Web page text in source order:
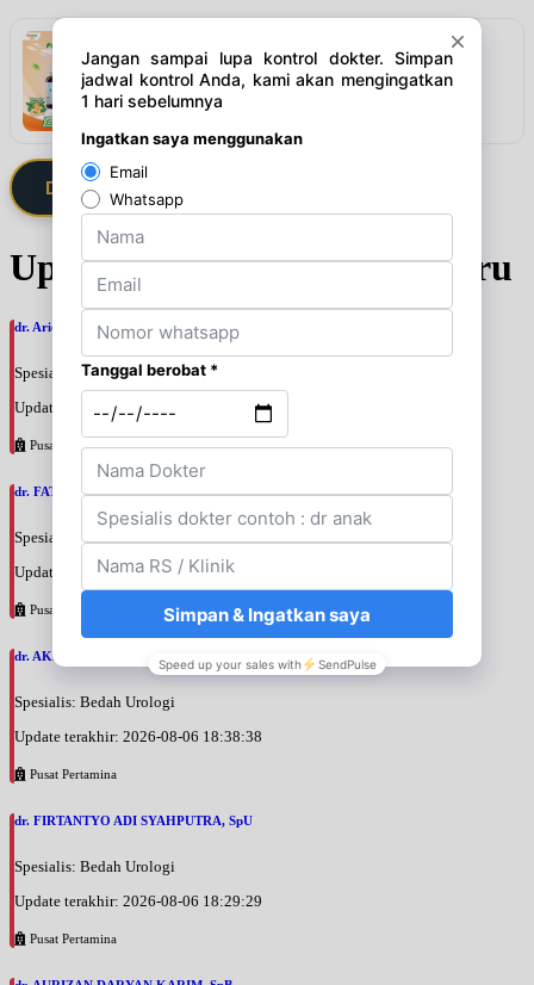
VITASMA KIDS PAKET 3 BOTOL
Lihat detail & harga →
Daftarkan Saya via Member VIP
Update Jadwal Dokter terbaru
dr. Ario Baskoro, SpU
Spesialis: Bedah Urologi
Update terakhir: 2026-08-06 18:46:06
Pusat Pertamina
dr. FATAN ABSHARI, SpU
Spesialis: Bedah Urologi
Update terakhir: 2026-08-06 18:42:13
Pusat Pertamina
dr. AKBARI WAHYUDI KUSUMAH, SpU
Spesialis: Bedah Urologi
Update terakhir: 2026-08-06 18:38:38
Pusat Pertamina
dr. FIRTANTYO ADI SYAHPUTRA, SpU
Spesialis: Bedah Urologi
Update terakhir: 2026-08-06 18:29:29
Pusat Pertamina